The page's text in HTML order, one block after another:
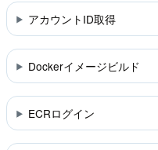
アカウントID取得
Dockerイメージビルド
ECRログイン